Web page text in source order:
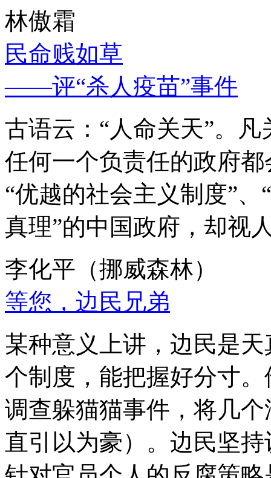
林傲霜
民命贱如草
——评“杀人疫苗”事件
古语云：“人命关天”。
任何一个负责任的政府
“优越的社会主义制度”
真理”的中国政府，却视
李化平（挪威森林）
等您，边民兄弟
某种意义上讲，边民是
个制度，能把握好分寸
调查躲猫猫事件，将几
直引以为豪）。边民坚